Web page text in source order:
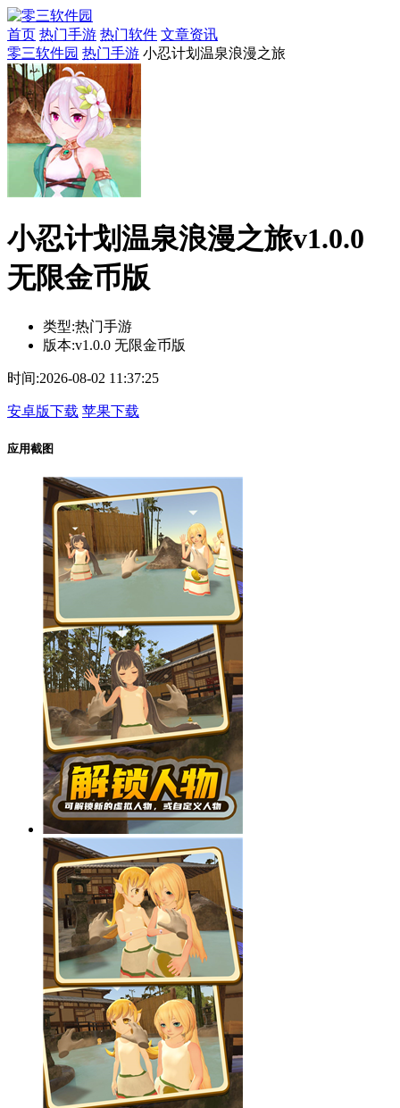
首页 热门手游 热门软件 文章资讯
零三软件园 热门手游 小忍计划温泉浪漫之旅
小忍计划温泉浪漫之旅v1.0.0
无限金币版
类型:热门手游
版本:v1.0.0 无限金币版
时间:2026-08-02 11:37:25
安卓版下载 苹果下载
应用截图